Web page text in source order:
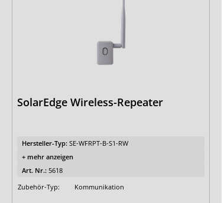
SolarEdge Wireless-Repeater
Hersteller-Typ: SE-WFRPT-B-S1-RW
+ mehr anzeigen
Art. Nr.: 5618
Zubehör-Typ:
Kommunikation